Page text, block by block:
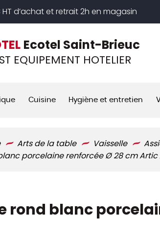
d’achat et retrait 2h en magasin
Ecotel Saint-Brieuc
EQUIPEMENT HOTELIER
Cuisine Hygiène et entretien
Arts de la table Vaisselle
porcelaine renforcée Ø 28 cm
rond blanc